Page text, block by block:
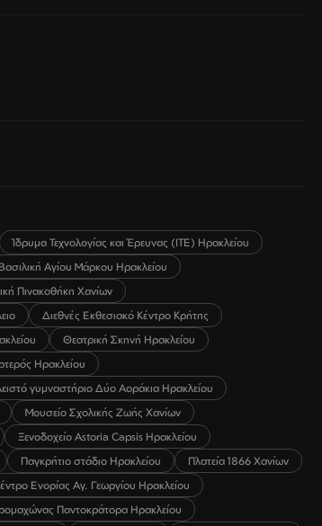
Ίδρυμα Τεχνολογίας και Έρευνας (ΙΤΕ) Ηρακλείου
Βασιλική Αγίου Μάρκου Ηρακλείου
Πινακοθήκη Χανίων
Διεθνές Εκθεσιακό Κέντρο Κρήτης
Θεατρική Σκηνή Ηρακλείου
Ηρακλείου
γυμναστήριο Δύο Αοράκια Ηρακλείου
Μουσείο Σχολικής Ζωής Χανίων
Ξενοδοχείο Astoria Capsis Ηρακλείου
Παγκρήτιο στάδιο Ηρακλείου
Πλατεία 1866 Χανίων
Ενορίας Αγ. Γεωργίου Ηρακλείου
Παντοκράτορα Ηρακλείου